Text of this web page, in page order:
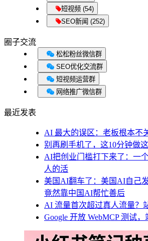
短视频 (54)
SEO新闻 (252)
圈子交流
松松粉丝微信群
SEO优化交流群
短视频运营群
网络推广微信群
最近发表
AI 最大的误区：老板根本不
别再刷手机了，这10分钟做
AI把创业门槛打下来了：一
人的活
美国AI翻车了：美国AI自己
竟然靠中国AI帮忙善后
AI 流量首次超过真人流量？
Google 开放 WebMCP 测试